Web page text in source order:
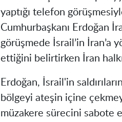
yaptığı telefon
Cumhurbaşkanı Erdoğan
görüşmede İsrail’in İran’a
ettiğini belirtirken İran
Erdoğan, İsrail'in
bölgeyi ateşin içine
müzakere sürecini sabote